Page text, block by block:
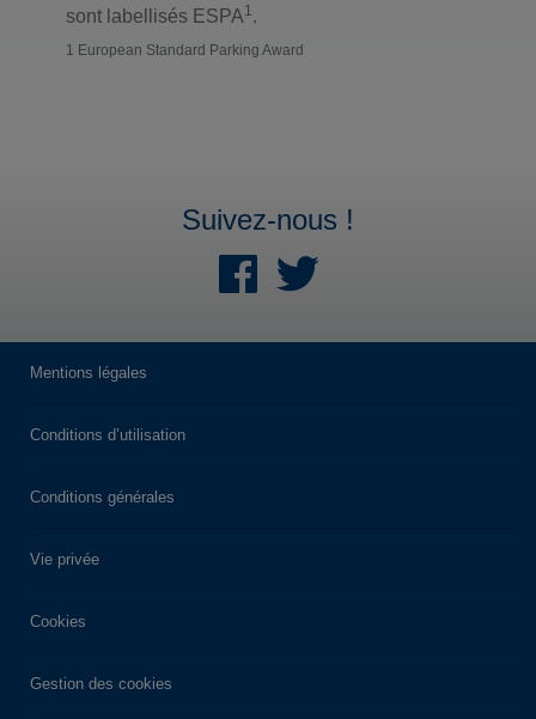
sont labellisés ESPA1.
1 European Standard Parking Award
Suivez-nous !
Mentions légales
Conditions d’utilisation
Conditions générales
Vie privée
Cookies
Gestion des cookies